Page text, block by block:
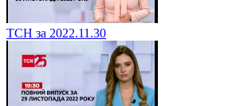
ТСН за 2022.11.30